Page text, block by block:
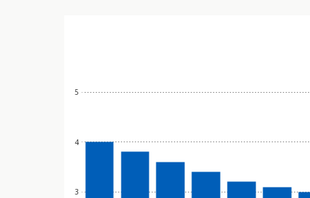
3
4
5